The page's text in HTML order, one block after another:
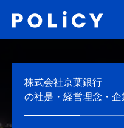
株式会社京葉銀行
の社是・経営理念・